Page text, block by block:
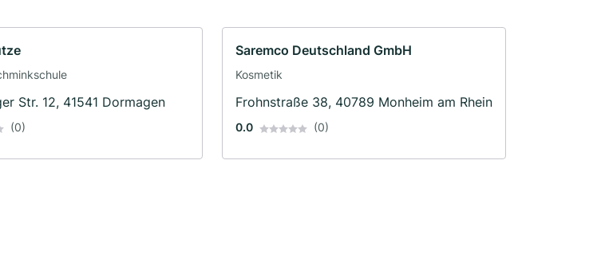
Str. 12, 41541 Dormagen
(0)
Saremco Deutschland GmbH
Kosmetik
Frohnstraße 38, 40789 Monheim am Rhein
0.0 (0)